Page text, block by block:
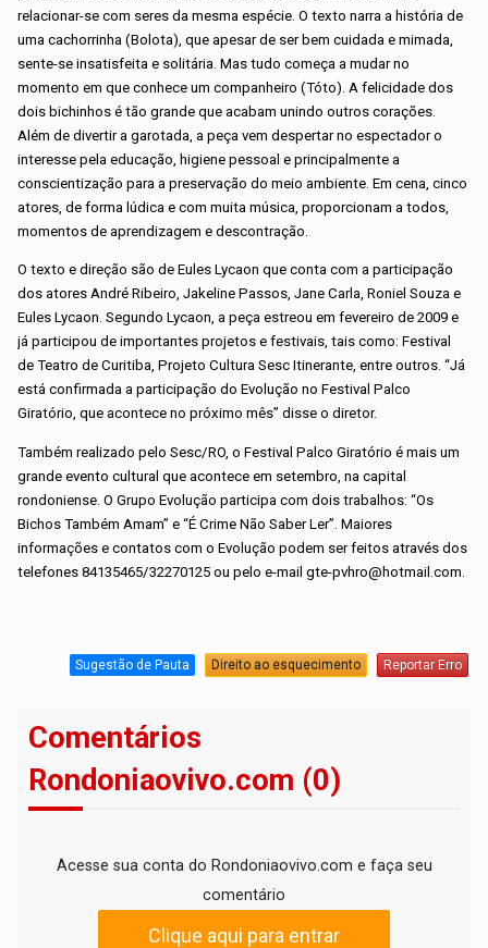
relacionar-se com seres da mesma espécie. O texto narra a história de
uma cachorrinha (Bolota), que apesar de ser bem cuidada e mimada,
sente-se insatisfeita e solitária. Mas tudo começa a mudar no
momento em que conhece um companheiro (Tóto). A felicidade dos
dois bichinhos é tão grande que acabam unindo outros corações.
Além de divertir a garotada, a peça vem despertar no espectador o
interesse pela educação, higiene pessoal e principalmente a
conscientização para a preservação do meio ambiente. Em cena, cinco
atores, de forma lúdica e com muita música, proporcionam a todos,
momentos de aprendizagem e descontração.
O texto e direção são de Eules Lycaon que conta com a participação
dos atores André Ribeiro, Jakeline Passos, Jane Carla, Roniel Souza e
Eules Lycaon. Segundo Lycaon, a peça estreou em fevereiro de 2009 e
já participou de importantes projetos e festivais, tais como: Festival
de Teatro de Curitiba, Projeto Cultura Sesc Itinerante, entre outros. “Já
está confirmada a participação do Evolução no Festival Palco
Giratório, que acontece no próximo mês” disse o diretor.
Também realizado pelo Sesc/RO, o Festival Palco Giratório é mais um
grande evento cultural que acontece em setembro, na capital
rondoniense. O Grupo Evolução participa com dois trabalhos: “Os
Bichos Também Amam” e “É Crime Não Saber Ler”. Maiores
informações e contatos com o Evolução podem ser feitos através dos
telefones 84135465/32270125 ou pelo e-mail gte-pvhro@hotmail.com.
Sugestão de Pauta Direito ao esquecimento Reportar Erro
Comentários
Rondoniaovivo.com (0)
Acesse sua conta do Rondoniaovivo.com e faça seu
comentário
Clique aqui para entrar